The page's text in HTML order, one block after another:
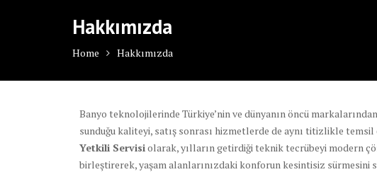
Hakkımızda
Home Hakkımızda
Banyo teknolojilerinde Türkiye’nin ve dünyanın öncü
sunduğu kaliteyi, satış sonrası hizmetlerde de aynı titizlikle temsil
Yetkili Servisiolarak, yılların getirdiği teknik tecrübeyi modern
birleştirerek, yaşam alanlarınızdaki konforun kesintisiz sürmesini